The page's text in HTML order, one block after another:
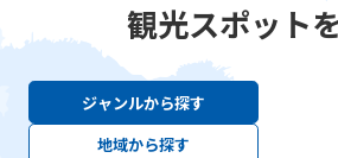
観光スポット
ジャンルから探す
地域から探す